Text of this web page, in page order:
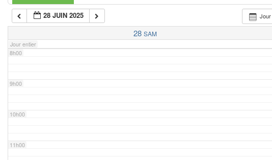
Jour
28 JUIN 2025
28 SAM
Jour entier
7h00
8h00
9h00
10h00
11h00